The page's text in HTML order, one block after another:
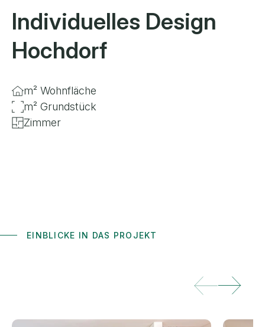
Individuelles Design
Hochdorf
m² Wohnfläche
m² Grundstück
Zimmer
EINBLICKE IN DAS PROJEKT